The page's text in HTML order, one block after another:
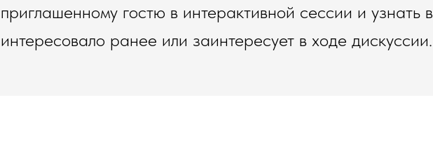
приглашенному гостю в интерактивной сессии и узнать
интересовало ранее или заинтересует в ходе дискуссии.